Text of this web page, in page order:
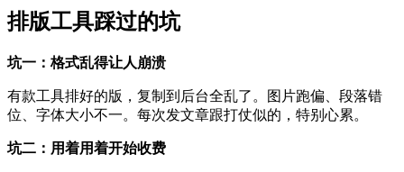
排版工具踩过的坑
坑一：格式乱得让人崩溃
有款工具排好的版，复制到后台全乱了。图片跑偏、段落错
位、字体大小不一。每次发文章跟打仗似的，特别心累。
坑二：用着用着开始收费